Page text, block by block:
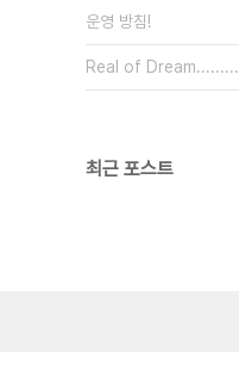
운영 방침!
Real of Dream.........
최근 포스트